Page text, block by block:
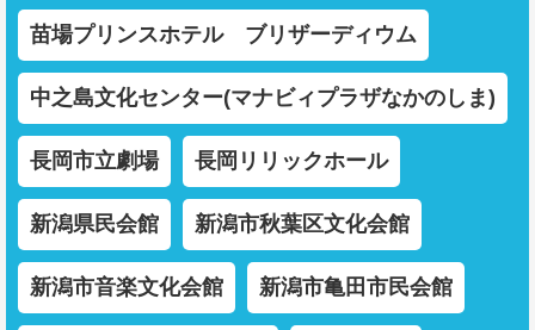
苗場プリンスホテル ブリザーディウム
中之島文化センター(マナビィプラザなかのしま)
長岡市立劇場 長岡リリックホール
新潟県民会館 新潟市秋葉区文化会館
新潟市音楽文化会館 新潟市亀田市民会館